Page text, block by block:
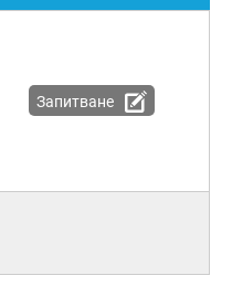
Запитване